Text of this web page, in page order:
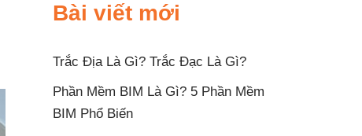
Bài viết mới
Trắc Địa Là Gì? Trắc Đạc Là Gì?
Phần Mềm BIM Là Gì? 5 Phần Mềm
BIM Phổ Biến